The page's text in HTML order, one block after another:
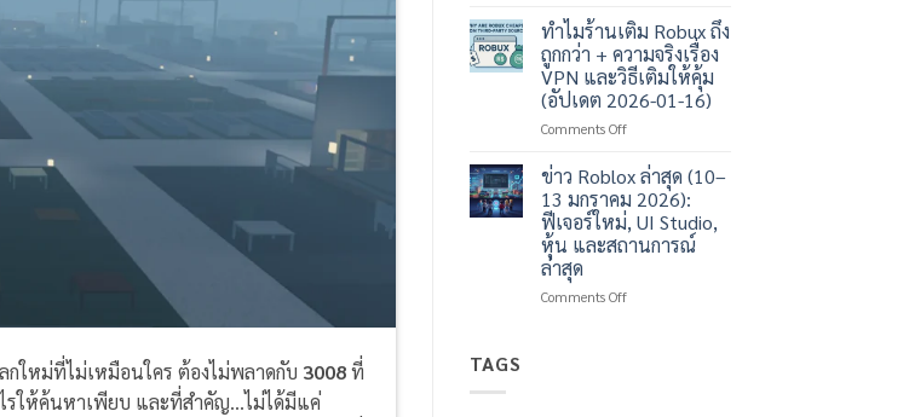
ใหม่ที่ไม่เหมือนใคร ต้องไม่พลาดกับ 3008ที่
ไรให้ค้นหาเพียบ และที่สำคัญ…ไม่ได้มีแค่
ปลา
น่า
เล่น
map
3008
เทคนิค
วิธี
การ
เล่น
ทำไมร้านเติม Robux ถึง
ถูกกว่า + ความจริงเรื่อง
VPN และวิธีเติมให้คุ้ม
(อัปเดต 2026-01-16)
Comments Offon
ร้าน
เติม
Robux
ถึง
ถูก
+
ข่าว Roblox ล่าสุด (10–
13 มกราคม 2026):
ฟีเจอร์ใหม่, UI Studio,
หุ้น และสถานการณ์
ล่าสุด
Comments Offon
TAGS